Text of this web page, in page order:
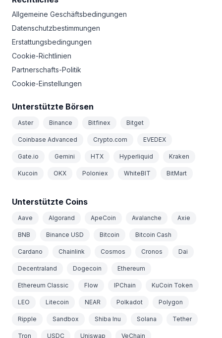
Allgemeine Geschäftsbedingungen
Datenschutzbestimmungen
Erstattungsbedingungen
Cookie-Richtlinien
Partnerschafts-Politik
Cookie-Einstellungen
Unterstützte Börsen
Aster Binance Bitfinex Bitget
Coinbase Advanced Crypto.com EVEDEX
Gate.io Gemini HTX Hyperliquid Kraken
Kucoin OKX Poloniex WhiteBIT BitMart
Unterstützte Coins
Aave Algorand ApeCoin Avalanche Axie
BNB Binance USD Bitcoin Bitcoin Cash
Cardano Chainlink Cosmos Cronos Dai
Decentraland Dogecoin Ethereum
Ethereum Classic Flow IPChain KuCoin Token
LEO Litecoin NEAR Polkadot Polygon
Ripple Sandbox Shiba Inu Solana Tether
Tron USDC Uniswap VeChain